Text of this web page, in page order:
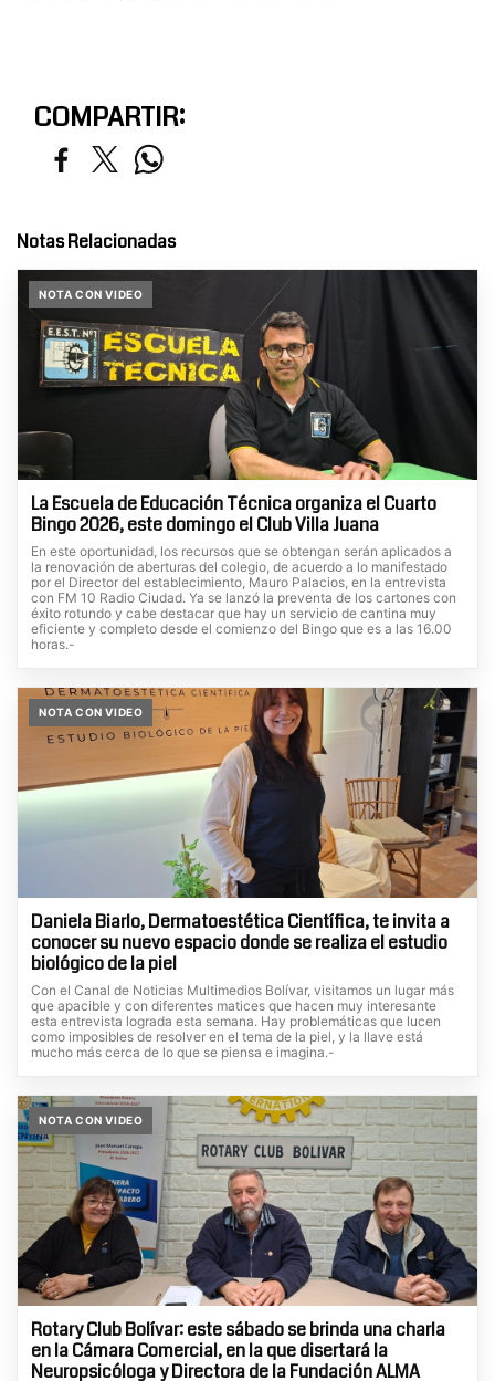
COMPARTIR:
Notas Relacionadas
NOTA CON VIDEO
La Escuela de Educación Técnica organiza el Cuarto
Bingo 2026, este domingo el Club Villa Juana
En este oportunidad, los recursos que se obtengan serán aplicados a
la renovación de aberturas del colegio, de acuerdo a lo manifestado
por el Director del establecimiento, Mauro Palacios, en la entrevista
con FM 10 Radio Ciudad. Ya se lanzó la preventa de los cartones con
éxito rotundo y cabe destacar que hay un servicio de cantina muy
eficiente y completo desde el comienzo del Bingo que es a las 16.00
horas.-
NOTA CON VIDEO
Daniela Biarlo, Dermatoestética Científica, te invita a
conocer su nuevo espacio donde se realiza el estudio
biológico de la piel
Con el Canal de Noticias Multimedios Bolívar, visitamos un lugar más
que apacible y con diferentes matices que hacen muy interesante
esta entrevista lograda esta semana. Hay problemáticas que lucen
como imposibles de resolver en el tema de la piel, y la llave está
mucho más cerca de lo que se piensa e imagina.-
NOTA CON VIDEO
Rotary Club Bolívar: este sábado se brinda una charla
en la Cámara Comercial, en la que disertará la
Neuropsicóloga y Directora de la Fundación ALMA